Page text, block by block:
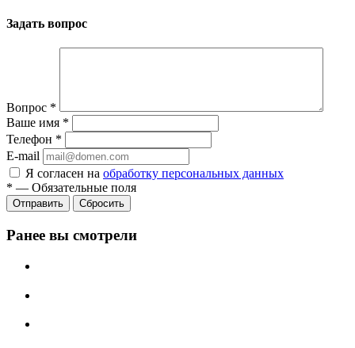
Задать вопрос
Вопрос *
Ваше имя *
Телефон *
E-mail
Я согласен на обработку персональных данных
* — Обязательные поля
Сбросить
Ранее вы смотрели